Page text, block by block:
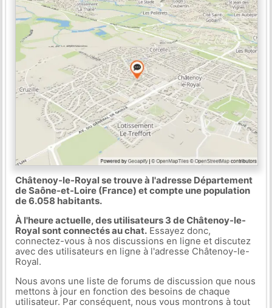
Châtenoy-le-Royal se trouve à l'adresse Département
de Saône-et-Loire (France) et compte une population
de 6.058 habitants.
À l'heure actuelle, des utilisateurs 3 de Châtenoy-le-
Royal sont connectés au chat.Essayez donc,
connectez-vous à nos discussions en ligne et discutez
avec des utilisateurs en ligne à l'adresse Châtenoy-le-
Royal.
Nous avons une liste de forums de discussion que nous
mettons à jour en fonction des besoins de chaque
utilisateur. Par conséquent, nous vous montrons à tout